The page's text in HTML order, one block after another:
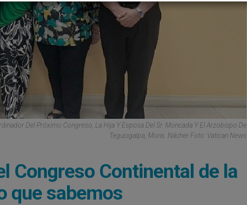
Del Próximo Congreso, La Hija Y Esposa Del Sr. Moncada Y El Arzobispo De
Tegucigalpa, Mons. Nácher Foto: Vatican News
Congreso Continental de la
que sabemos